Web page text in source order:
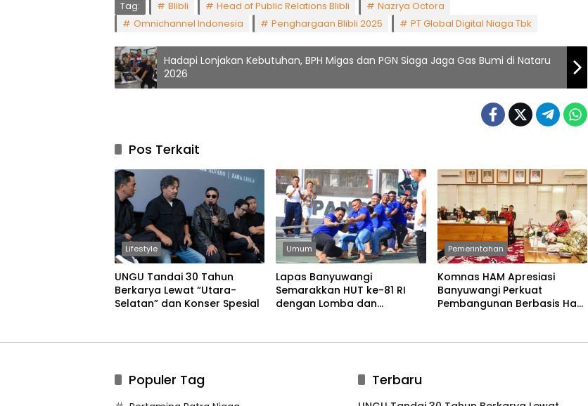
Tag: Blibli Head of Public Relations Blibli
Nazrya Octora
Omnichannel Indonesia
Penghargaan Blibli 2025 PT Global Digital Niaga Tbk
Hadapi Lonjakan Kebutuhan, BPH Migas dan PGN Siaga Jaga Gas Bumi di Nataru
2026
Pos Terkait
Lifestyle
UNGU Tandai 30 Tahun
Berkarya Lewat “Utara-
Selatan” dan Konser Spesial
Umum
Lapas Banyuwangi
Semarakkan HUT ke-81 RI
dengan Lomba dan
Pemerintahan
Komnas HAM Apresiasi
Banyuwangi Perkuat
Pembangunan Berbasis Hak
Populer Tag Terbaru